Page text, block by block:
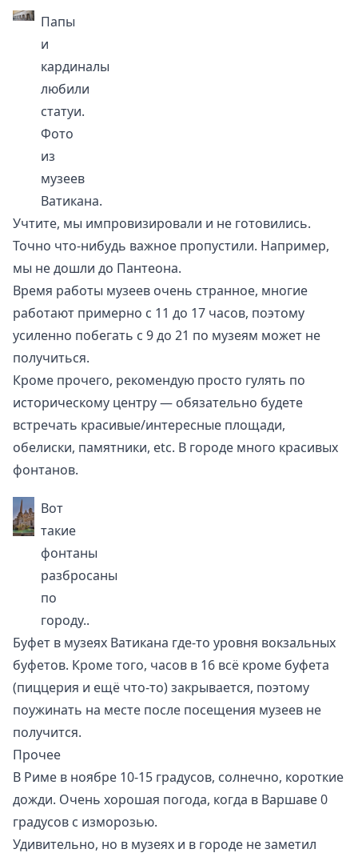
Папы
и
кардиналы
любили
статуи.
Фото
из
музеев
Ватикана.
Учтите, мы импровизировали и не готовились.
Точно что-нибудь важное пропустили. Например,
мы не дошли до Пантеона.
Время работы музеев очень странное, многие
работают примерно с 11 до 17 часов, поэтому
усиленно побегать с 9 до 21 по музеям может не
получиться.
Кроме прочего, рекомендую просто гулять по
историческому центру — обязательно будете
встречать красивые/интересные площади,
обелиски, памятники, etc. В городе много красивых
фонтанов.
Вот
такие
фонтаны
разбросаны
по
городу..
Буфет в музеях Ватикана где-то уровня вокзальных
буфетов. Кроме того, часов в 16 всё кроме буфета
(пиццерия и ещё что-то) закрывается, поэтому
поужинать на месте после посещения музеев не
получится.
Прочее
В Риме в ноябре 10-15 градусов, солнечно, короткие
дожди. Очень хорошая погода, когда в Варшаве 0
градусов с изморозью.
Удивительно, но в музеях и в городе не заметил